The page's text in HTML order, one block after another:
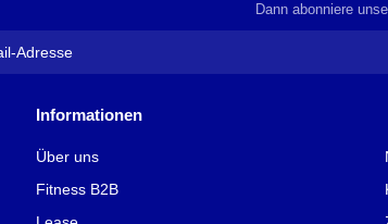
Dann abonniere
Informationen
Über uns
Fitness B2B